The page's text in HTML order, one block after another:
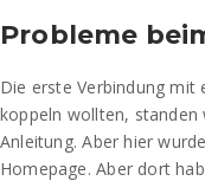
Probleme
Die erste Verbindung mit
koppeln wollten, standen
Anleitung. Aber hier
Homepage. Aber dort